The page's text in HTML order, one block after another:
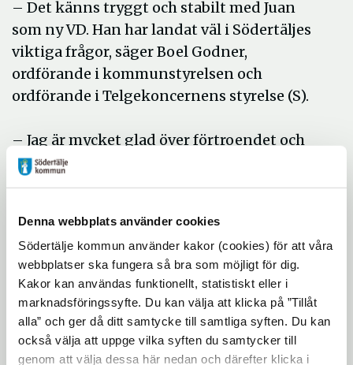
Denna webbplats använder cookies
Södertälje kommun använder kakor (cookies) för att våra
webbplatser ska fungera så bra som möjligt för dig.
Kakor kan användas funktionellt, statistiskt eller i
marknadsföringssyfte. Du kan välja att klicka på ”Tillåt
alla” och ger då ditt samtycke till samtliga syften. Du kan
också välja att uppge vilka syften du samtycker till
genom att välja dessa här nedan och därefter klicka i
– Det känns tryggt och stabilt med Juan
som ny VD. Han har landat väl i Södertäljes
viktiga frågor, säger Boel Godner,
ordförande i kommunstyrelsen och
ordförande i Telgekoncernens styrelse (S).
– Jag är mycket glad över förtroendet och
ser fram emot att få fortsätta arbeta med
alla spännande utmaningar som
Copovi-Mena. Att få möjlighet att utveckla
våra verksamheter, som är en viktig del i
Södertäljebornas vardag och framtid, är
något som ligger mig mycket varmt om
hjärtat.
Juan Copovi-Mena tillträdde som